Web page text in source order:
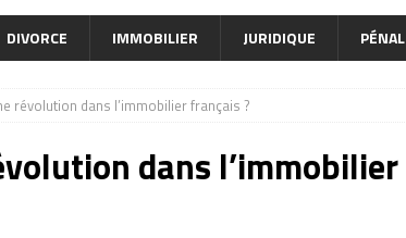
DIVORCE IMMOBILIER JURIDIQUE PÉNAL
révolution dans l’immobilier français ?
dans l’immobilier